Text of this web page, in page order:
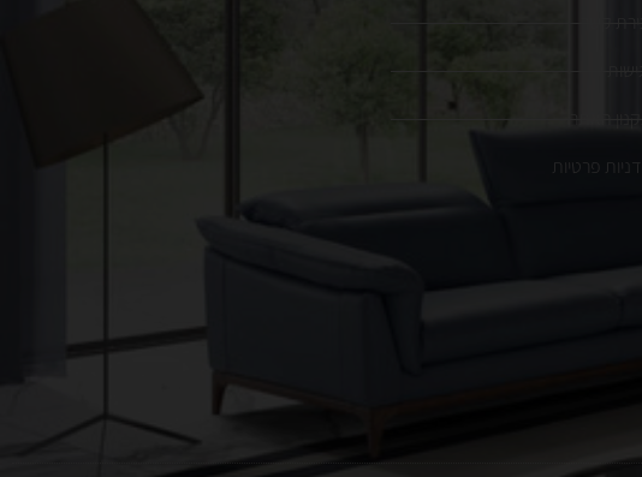
תקנון האתר
פרטיות